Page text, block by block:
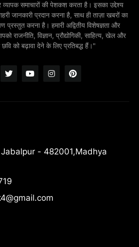
व्यापक समाचारों की पेशकश करता है। इसका उद्देश्य
जानकारी प्रदान करना है, साथ ही ताज़ा खबरों का
प्रस्तुत करना है। हमारी अद्वितीय विशेषज्ञता और
राजनीति, विज्ञान, प्रौद्योगिकी, साहित्य, खेल और
को बढ़ावा देने के लिए प्रतिबद्ध हैं।"
- 482001,Madhya